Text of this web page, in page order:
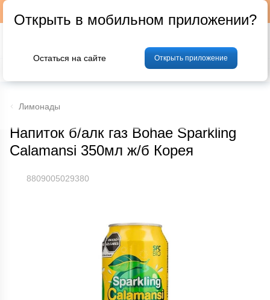
Фрукты и овощи Мясо Птица
Лимонады
Напиток б/алк газ Bohae Sparkling
Calamansi 350мл ж/б Корея
8809005029380
Открыть в мобильном приложении?
Остаться на сайте Открыть приложение